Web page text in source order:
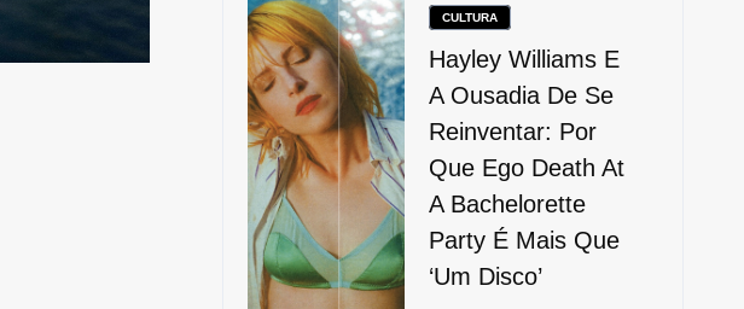
CULTURA
Hayley Williams E
A Ousadia De Se
Reinventar: Por
Que Ego Death At
A Bachelorette
Party É Mais Que
‘um Disco’